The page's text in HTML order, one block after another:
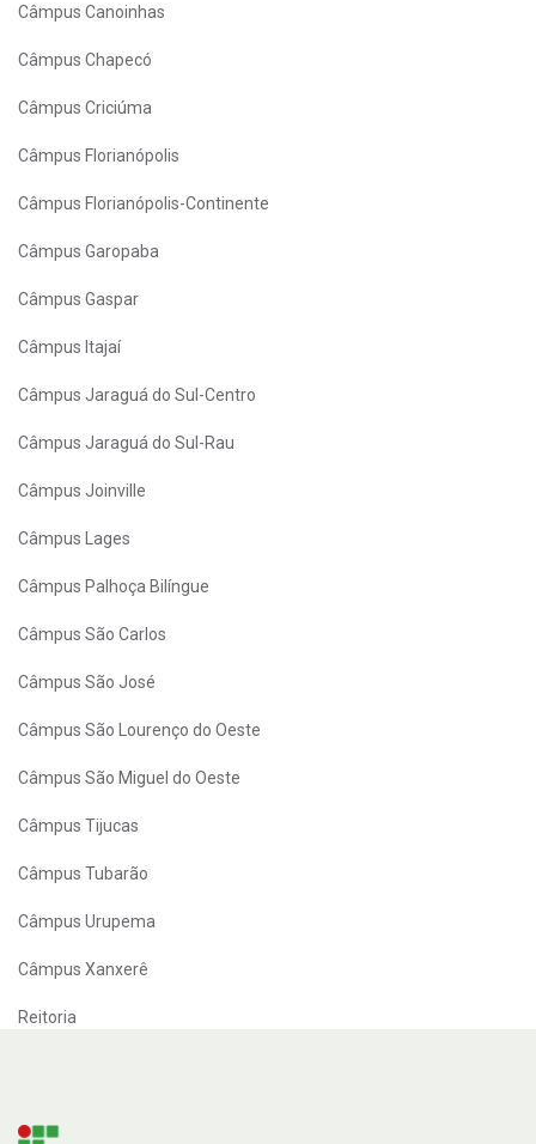
Câmpus Canoinhas
Câmpus Chapecó
Câmpus Criciúma
Câmpus Florianópolis
Câmpus Florianópolis-Continente
Câmpus Garopaba
Câmpus Gaspar
Câmpus Itajaí
Câmpus Jaraguá do Sul-Centro
Câmpus Jaraguá do Sul-Rau
Câmpus Joinville
Câmpus Lages
Câmpus Palhoça Bilíngue
Câmpus São Carlos
Câmpus São José
Câmpus São Lourenço do Oeste
Câmpus São Miguel do Oeste
Câmpus Tijucas
Câmpus Tubarão
Câmpus Urupema
Câmpus Xanxerê
Reitoria